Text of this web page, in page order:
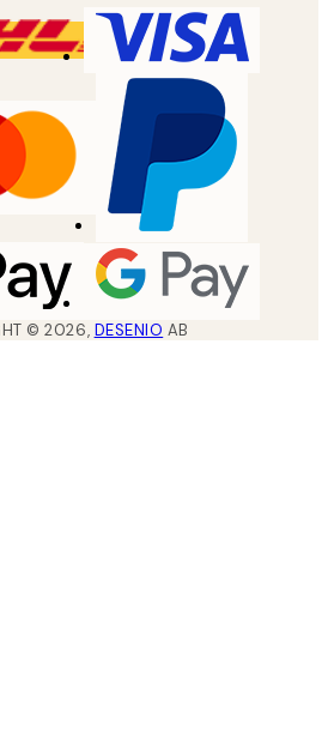
©2026, DESENIO AB